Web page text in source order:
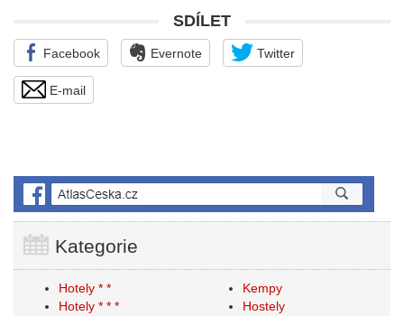
SDÍLET
Facebook Evernote Twitter
E-mail
Kategorie
Hotely * *
Hotely * * *
Kempy
Hostely